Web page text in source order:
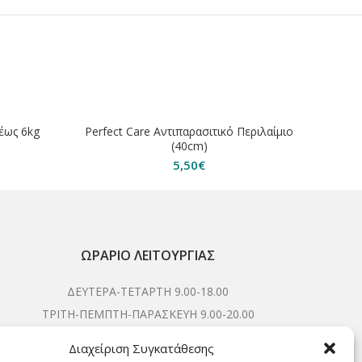
Διαχείριση Συγκατάθεσης
6kg
Perfect Care Αντιπαρασιτικό Περιλαίμιο
(40cm)
5,50€
ΩΡΆΡΙΟ ΛΕΙΤΟΥΡΓΊΑΣ
ΔΕΥΤΕΡΑ-ΤΕΤΑΡΤΗ 9.00-18.00
ΤΡΙΤΗ-ΠΕΜΠΤΗ-ΠΑΡΑΣΚΕΥΗ 9.00-20.00